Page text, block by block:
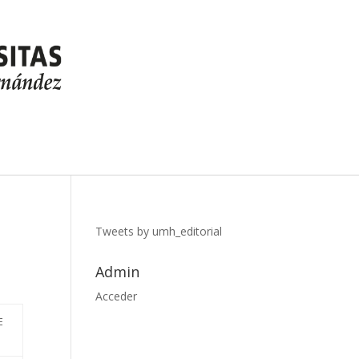
Tweets by umh_editorial
Admin
Acceder